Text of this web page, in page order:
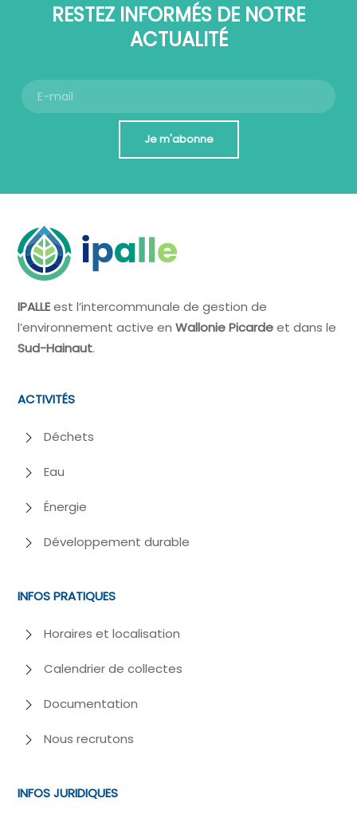
RESTEZ INFORMÉS DE NOTRE
ACTUALITÉ
Je m'abonne
IPALLEest l’intercommunale de gestion de
l’environnement active enWallonie Picardeet dans le
Sud-Hainaut.
ACTIVITÉS
Déchets
Eau
Énergie
Développement durable
INFOS PRATIQUES
Horaires et localisation
Calendrier de collectes
Documentation
Nous recrutons
INFOS JURIDIQUES